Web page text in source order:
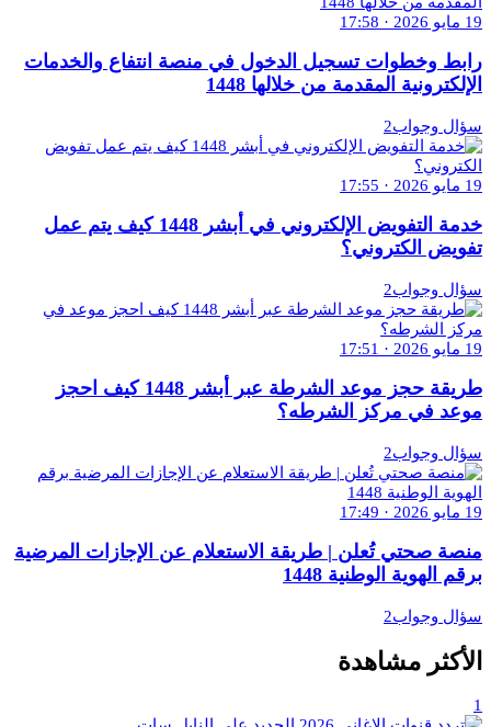
19 مايو 2026 · 17:58
رابط وخطوات تسجيل الدخول في منصة انتفاع والخدمات
الإلكترونية المقدمة من خلالها 1448
سؤال وجواب2
19 مايو 2026 · 17:55
خدمة التفويض الإلكتروني في أبشر 1448 كيف يتم عمل
تفويض الكتروني؟
سؤال وجواب2
19 مايو 2026 · 17:51
طريقة حجز موعد الشرطة عبر أبشر 1448 كيف احجز
موعد في مركز الشرطه؟
سؤال وجواب2
19 مايو 2026 · 17:49
منصة صحتي تُعلن | طريقة الاستعلام عن الإجازات المرضية
برقم الهوية الوطنية 1448
سؤال وجواب2
الأكثر مشاهدة
1